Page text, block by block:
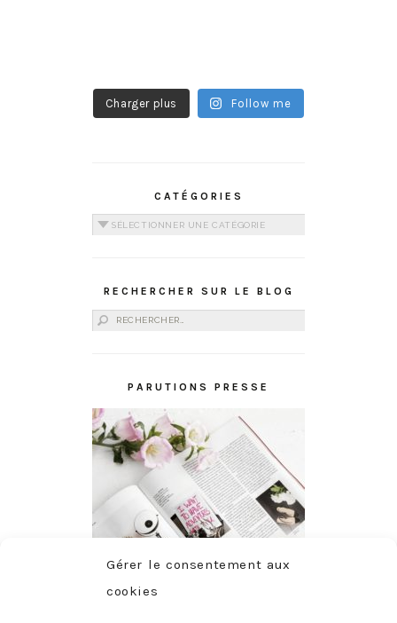
Gérer le consentement aux
cookies
Charger plus Follow me
CATÉGORIES
Catégories
RECHERCHER SUR LE BLOG
Rechercher :
PARUTIONS PRESSE